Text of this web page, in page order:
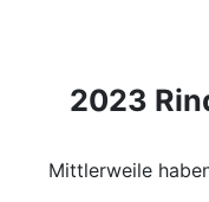
2023
Mittlerweile